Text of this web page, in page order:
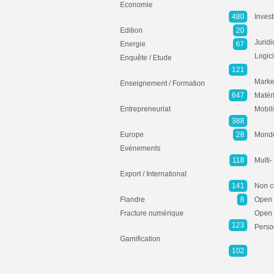
Economie
480
Edition
20
Energie
67
Enquête / Etude
121
Enseignement / Formation
647
Entrepreneuriat
388
Europe
28
Evénements
118
Export / International
141
Flandre
8
Fracture numérique
123
Gamification
102
Non
Open
Open